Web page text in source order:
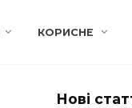
КОРИСНЕ
Нові